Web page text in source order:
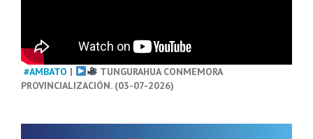
#AMBATO |
TUNGURAHUA CONMEMORA
PROVINCIALIZACIÓN. (03-07-2026)